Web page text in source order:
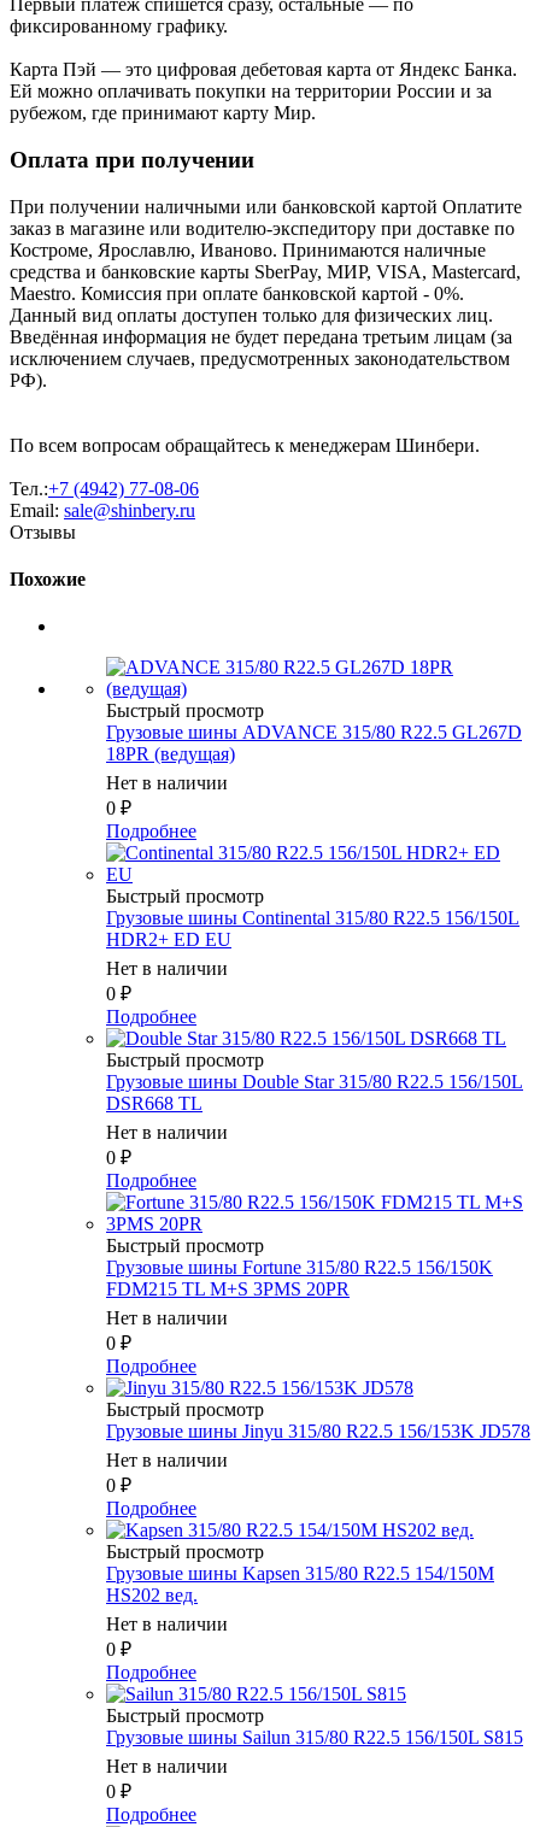
Первый платеж спишется сразу, остальные — по
фиксированному графику.
Карта Пэй — это цифровая дебетовая карта от Яндекс Банка.
Ей можно оплачивать покупки на территории России и за
рубежом, где принимают карту Мир.
Оплата при получении
При получении наличными или банковской картой Оплатите
заказ в магазине или водителю-экспедитору при доставке по
Костроме, Ярославлю, Иваново. Принимаются наличные
средства и банковские карты SberPay, МИР, VISA, Mastercard,
Maestro. Комиссия при оплате банковской картой - 0%.
Данный вид оплаты доступен только для физических лиц.
Введённая информация не будет передана третьим лицам (за
исключением случаев, предусмотренных законодательством
РФ).
По всем вопросам обращайтесь к менеджерам Шинбери.
Тел.:+7 (4942) 77-08-06
Email: sale@shinbery.ru
Отзывы
Похожие
Быстрый просмотр
Грузовые шины ADVANCE 315/80 R22.5 GL267D
18PR (ведущая)
Нет в наличии
0 ₽
Подробнее
Быстрый просмотр
Грузовые шины Continental 315/80 R22.5 156/150L
HDR2+ ED EU
Нет в наличии
0 ₽
Подробнее
Быстрый просмотр
Грузовые шины Double Star 315/80 R22.5 156/150L
DSR668 TL
Нет в наличии
0 ₽
Подробнее
Быстрый просмотр
Грузовые шины Fortune 315/80 R22.5 156/150K
FDM215 TL M+S 3PMS 20PR
Нет в наличии
0 ₽
Подробнее
Быстрый просмотр
Грузовые шины Jinyu 315/80 R22.5 156/153K JD578
Нет в наличии
0 ₽
Подробнее
Быстрый просмотр
Грузовые шины Kapsen 315/80 R22.5 154/150M
HS202 вед.
Нет в наличии
0 ₽
Подробнее
Быстрый просмотр
Грузовые шины Sailun 315/80 R22.5 156/150L S815
Нет в наличии
0 ₽
Подробнее